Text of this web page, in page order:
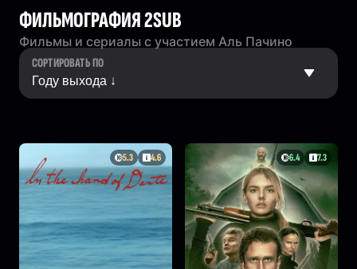
ФИЛЬМОГРАФИЯ 2SUB
Фильмы и сериалы с участием Аль Пачино
СОРТИРОВАТЬ ПО
5.3 4.6 6.4 7.3